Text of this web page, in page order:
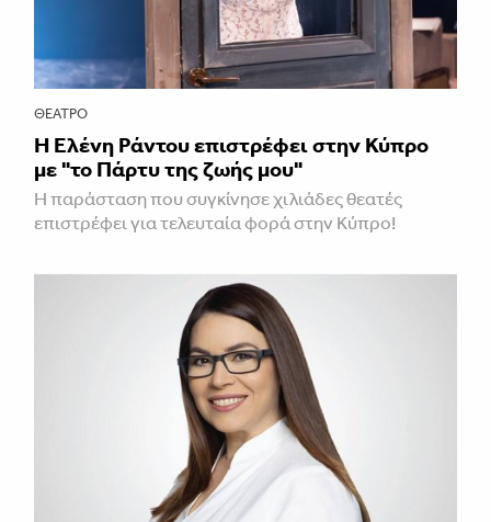
ΘΈΑΤΡΟ
H Ελένη Ράντου επιστρέφει στην Κύπρο
με "το Πάρτυ της ζωής μου"
Η παράσταση που συγκίνησε χιλιάδες θεατές
επιστρέφει για τελευταία φορά στην Κύπρο!